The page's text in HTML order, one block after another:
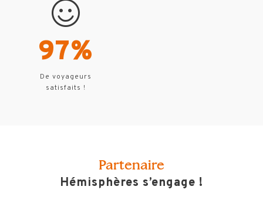
97%
De voyageurs
satisfaits !
Partenaire
Hémisphères s’engage !